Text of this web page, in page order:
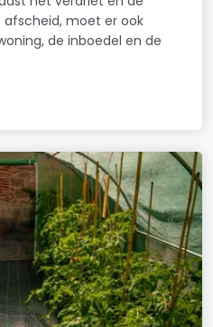
moet er ook
de inboedel en de